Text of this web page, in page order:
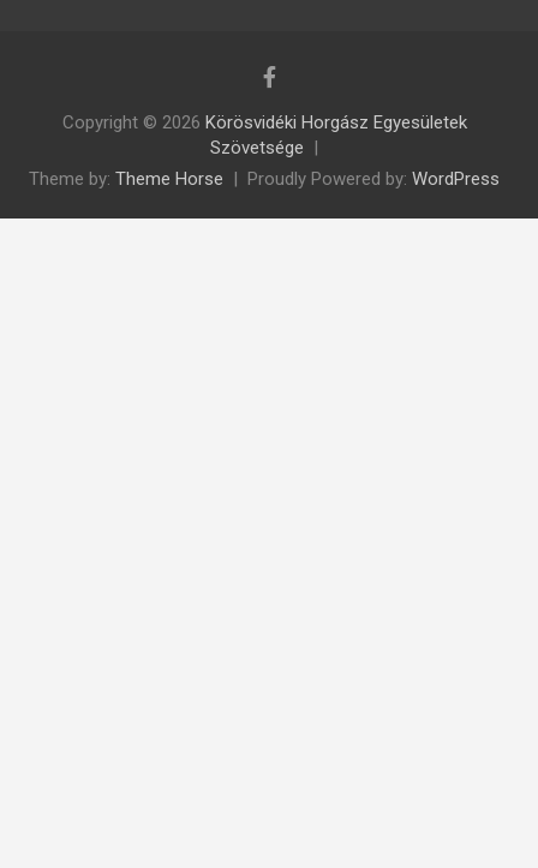
Copyright © 2026 Körösvidéki Horgász Egyesületek
Szövetsége
Theme by: Theme Horse Proudly Powered by: WordPress